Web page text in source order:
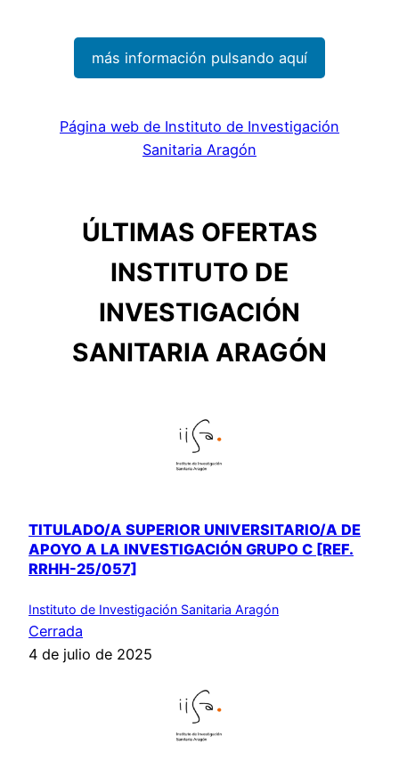
más información pulsando aquí
Página web de Instituto de Investigación
Sanitaria Aragón
ÚLTIMAS OFERTAS
INSTITUTO DE
INVESTIGACIÓN
SANITARIA ARAGÓN
TITULADO/A SUPERIOR UNIVERSITARIO/A DE
APOYO A LA INVESTIGACIÓN GRUPO C [REF.
RRHH-25/057]
Instituto de Investigación Sanitaria Aragón
Cerrada
4 de julio de 2025